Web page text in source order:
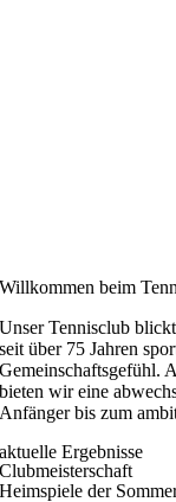
Willkommen beim
Unser Tennisclub
seit über 75 Jahren
Gemeinschaftsgefühl.
bieten wir eine
Anfänger bis zum
aktuelle Ergebnisse
Clubmeisterschaft
Heimspiele der